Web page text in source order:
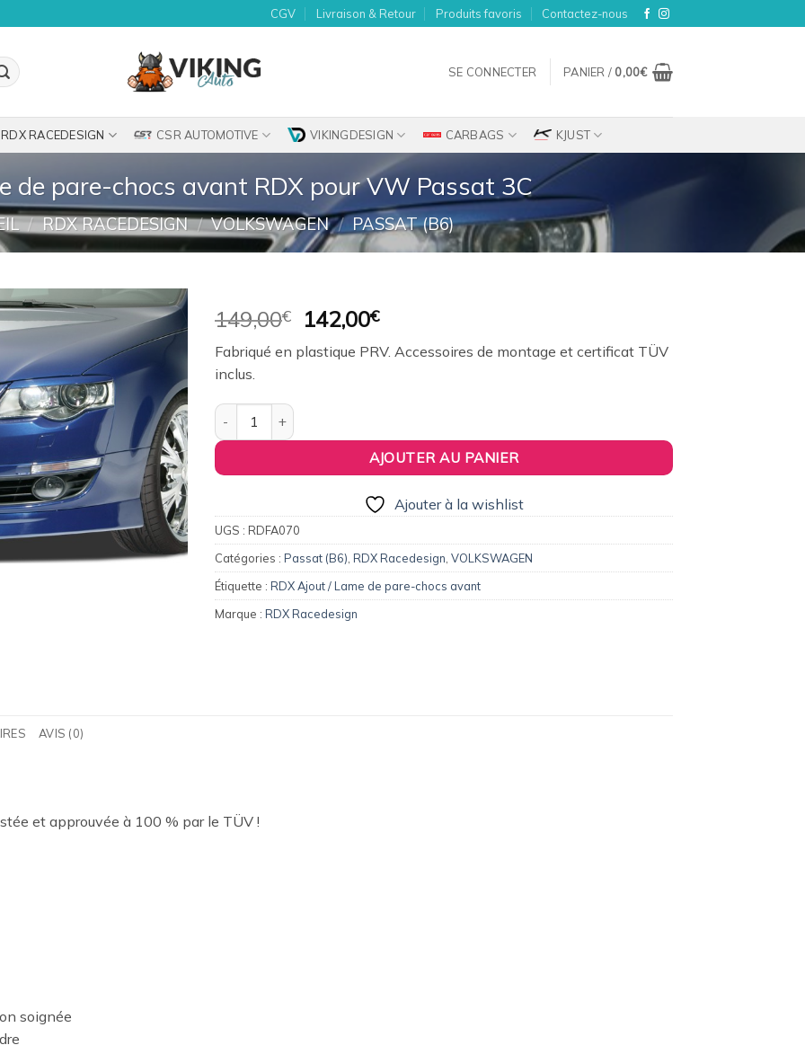
CGV Livraison & Retour Produits favoris Contactez-nous
SE CONNECTER PANIER / 0,00€
RDX RACEDESIGN CSR AUTOMOTIVE VIKINGDESIGN CARBAGS KJUST
de pare-chocs avant RDX pour VW Passat 3C
/ RDX RACEDESIGN / VOLKSWAGEN / PASSAT (B6)
Ajouter
à la
149,00€
Le
prix
initial
142,00€Le
actuel
Fabriqué en plastique PRV. Accessoires de montage et certificat TÜV
inclus.
quantité de Ajout / Lame de pare-chocs avant RDX pour VW Passat 3C
AJOUTER AU PANIER
Ajouter à la wishlist
UGS : RDFA070
Catégories : Passat (B6), RDX Racedesign, VOLKSWAGEN
Étiquette : RDX Ajout / Lame de pare-chocs avant
Marque : RDX Racedesign
AVIS (0)
et approuvée à 100 % par le TÜV !
soignée